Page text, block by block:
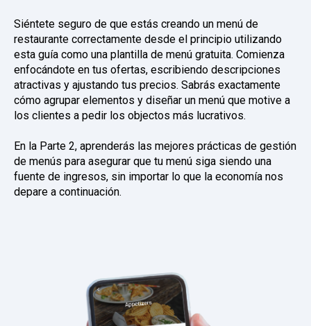
Siéntete seguro de que estás creando un menú de
restaurante correctamente desde el principio utilizando
esta guía como una plantilla de menú gratuita. Comienza
enfocándote en tus ofertas, escribiendo descripciones
atractivas y ajustando tus precios. Sabrás exactamente
cómo agrupar elementos y diseñar un menú que motive a
los clientes a pedir los objectos más lucrativos.
En la Parte 2, aprenderás las mejores prácticas de gestión
de menús para asegurar que tu menú siga siendo una
fuente de ingresos, sin importar lo que la economía nos
depare a continuación.